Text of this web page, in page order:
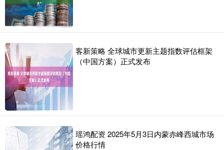
客新策略 全球城市更新主题指数评估框架
（中国方案）正式发布
瑶鸿配资 2025年5月3日内蒙赤峰西城市场
价格行情